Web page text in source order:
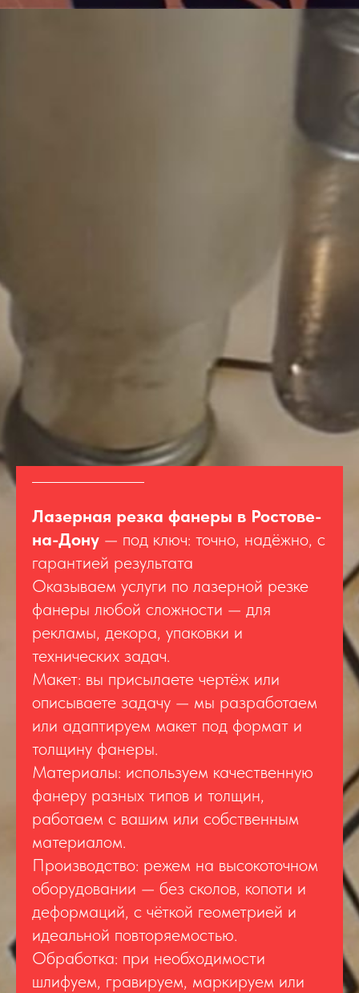
Лазерная резка фанеры в Ростове-
на-Дону — под ключ: точно, надёжно, с
гарантией результата
Оказываем услуги по лазерной резке
фанеры любой сложности — для
рекламы, декора, упаковки и
технических задач.
Макет: вы присылаете чертёж или
описываете задачу — мы разработаем
или адаптируем макет под формат и
толщину фанеры.
Материалы: используем качественную
фанеру разных типов и толщин,
работаем с вашим или собственным
материалом.
Производство: режем на высокоточном
оборудовании — без сколов, копоти и
деформаций, с чёткой геометрией и
идеальной повторяемостью.
Обработка: при необходимости
шлифуем, гравируем, маркируем или